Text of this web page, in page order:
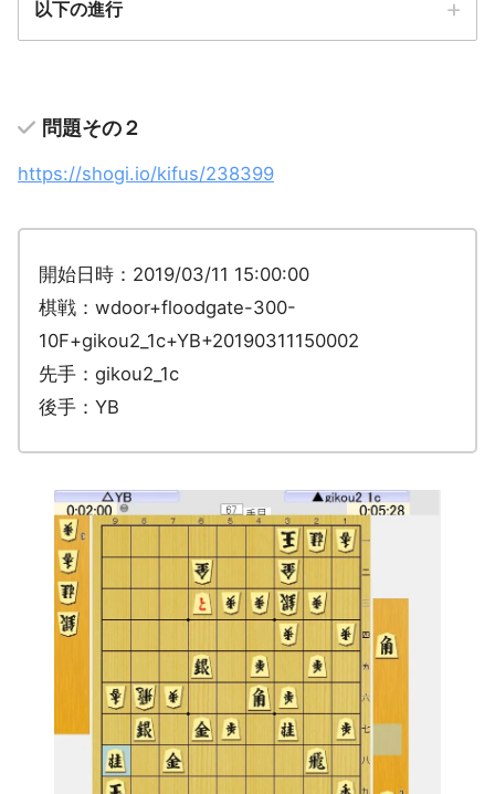
以下の進行
問題その２
https://shogi.io/kifus/238399
開始日時：2019/03/11 15:00:00
棋戦：wdoor+floodgate-300-
10F+gikou2_1c+YB+20190311150002
先手：gikou2_1c
後手：YB